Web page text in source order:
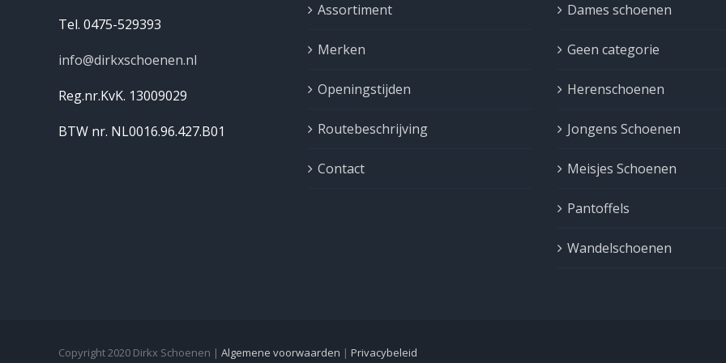
Tel. 0475-529393
info@dirkxschoenen.nl
Reg.nr.KvK. 13009029
BTW nr. NL0016.96.427.B01
Assortiment
Merken
Openingstijden
Routebeschrijving
Contact
Dames schoenen
Geen categorie
Herenschoenen
Jongens Schoenen
Meisjes Schoenen
Pantoffels
Wandelschoenen
Copyright 2020 Dirkx Schoenen | Algemene voorwaarden | Privacybeleid